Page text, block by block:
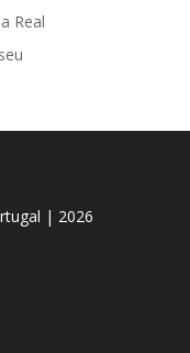
Real
| 2026